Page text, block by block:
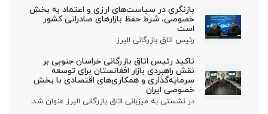
بازنگری در سیاست‌های ارزی و اعتماد به بخش
خصوصی، شرط حفظ بازارهای صادراتی کشور
است
رئیس اتاق بازرگانی البرز:
تاکید رئیس اتاق بازرگانی خراسان جنوبی بر
نقش راهبردی بازار افغانستان برای توسعه
سرمایه‌گذاری و همکاری‌های اقتصادی با بخش
خصوصی ایران
در نشستی به میزبانی اتاق بازرگانی البرز عنوان شد: